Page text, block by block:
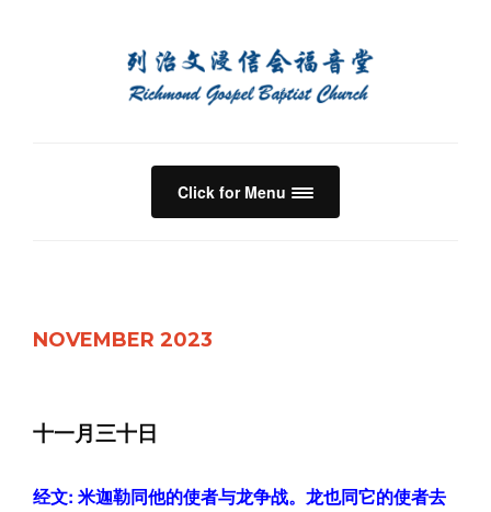
Click for Menu
NOVEMBER 2023
十一月三十日
经文: 米迦勒同他的使者与龙争战。龙也同它的使者去